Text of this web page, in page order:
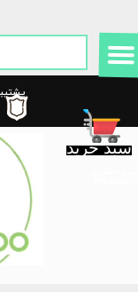
m
سبد خرید
حساب کاربری من
تغییر گذر واژه
سفارشات
خروج از حساب کاربری